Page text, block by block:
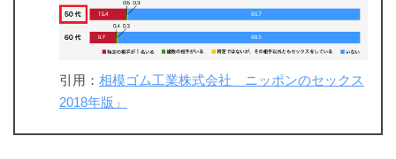
引用： 相模ゴム工業株式会社 ニッポンのセックス
2018年版」